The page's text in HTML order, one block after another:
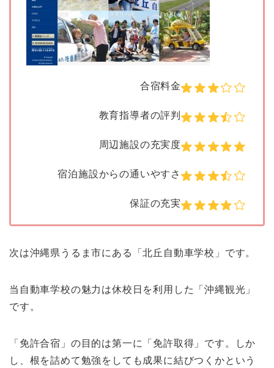
合宿料金
教育指導者の評判
周辺施設の充実度
宿泊施設からの通いやすさ
保証の充実
次は沖縄県うるま市にある「北丘自動車学校」です。
当自動車学校の魅力は休校日を利用した「沖縄観光」
です。
「免許合宿」の目的は第一に「免許取得」です。しか
し、根を詰めて勉強をしても成果に結びつくかという